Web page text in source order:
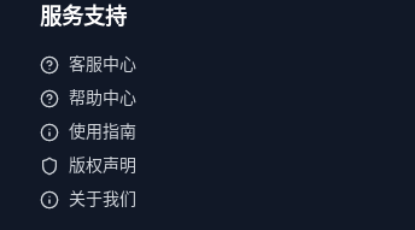
服务支持
客服中心
帮助中心
使用指南
版权声明
关于我们